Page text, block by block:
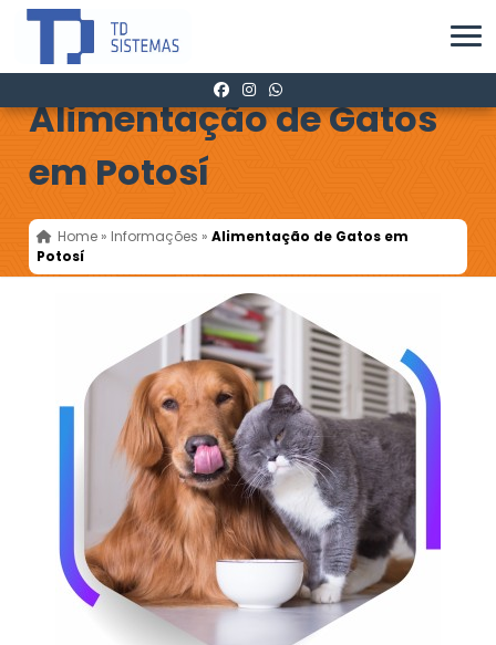
Alimentação de Gatos
em Potosí
Home » Informações »Alimentação de Gatos em
Potosí